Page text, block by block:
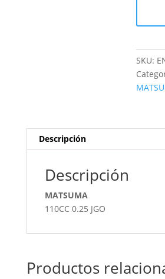
SKU:
Descripción
Descripción
MATSUMA
110CC 0.25 JGO
Productos